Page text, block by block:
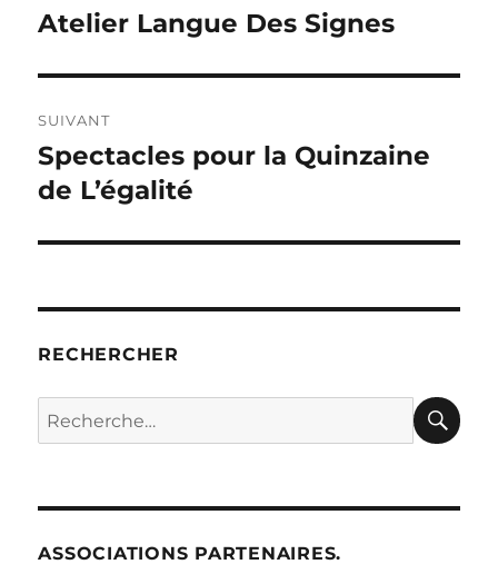
de
Publication
Atelier Langue Des Signes
SUIVANT
Publication
suivante :
Spectacles pour la Quinzaine
de L’égalité
RECHERCHER
Recherche
pour :
ASSOCIATIONS PARTENAIRES.